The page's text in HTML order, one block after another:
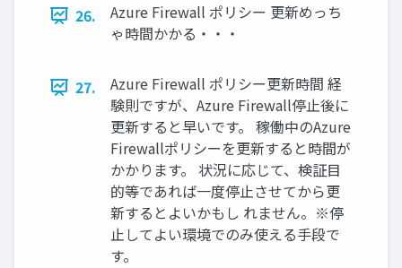
26.
Azure Firewall ポリシー 更新めっち
ゃ時間かかる・・・
27.
Azure Firewall ポリシー更新時間 経
験則ですが、Azure Firewall停止後に
更新すると早いです。 稼働中のAzure
Firewallポリシーを更新すると時間が
かかります。 状況に応じて、検証目
的等であれば一度停止させてから更
新するとよいかもし れません。※停
止してよい環境でのみ使える手段で
す。